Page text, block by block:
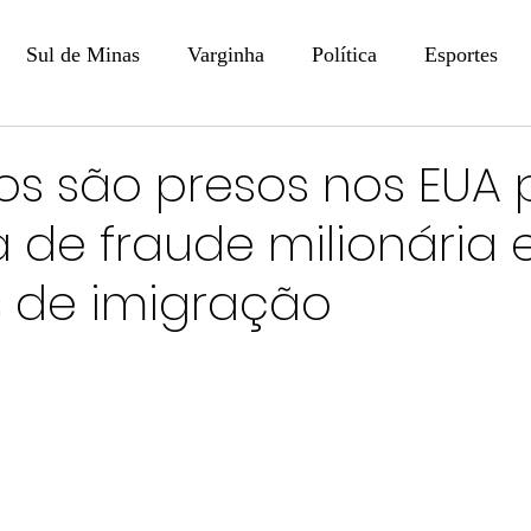
Sul de Minas Varginha Política Esportes
SindJori Internacional Coluna Jurídica
Coluna Arte e Cultura em Ação
são presos nos EUA
de fraude milionária
de imigração